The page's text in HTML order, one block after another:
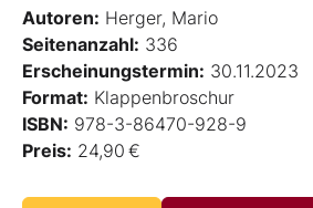
Autoren: Herger, Mario
Seitenanzahl: 336
Erscheinungstermin: 30.11.2023
Format: Klappenbroschur
ISBN: 978-3-86470-928-9
Preis: 24,90 €